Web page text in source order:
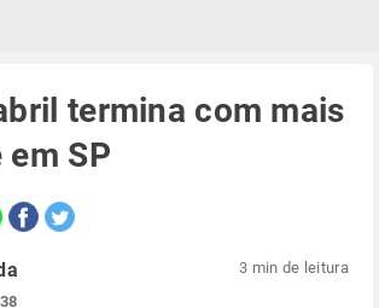
termina com mais
SP
3 min de leitura